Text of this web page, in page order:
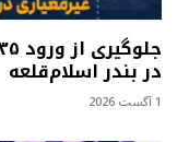
در بندر اسلام‌قلعه
1 آگست 2026